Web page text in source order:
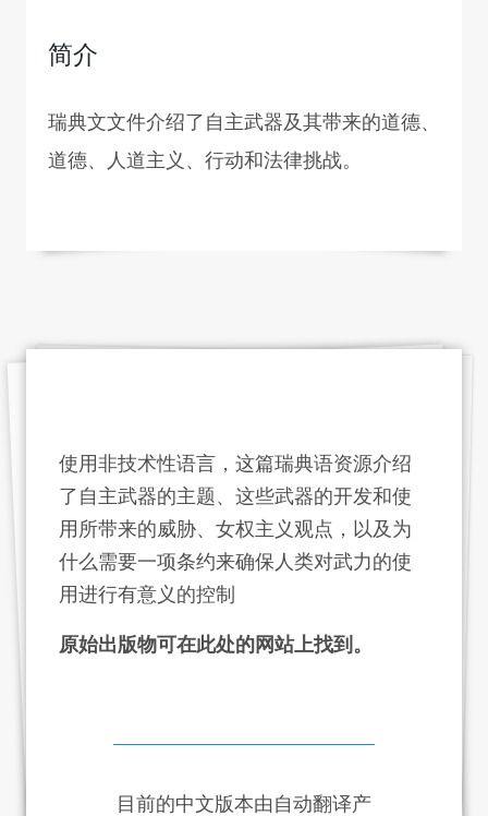
简介
瑞典文文件介绍了自主武器及其带来的道德、
道德、人道主义、行动和法律挑战。
使用非技术性语言，这篇瑞典语资源介绍
了自主武器的主题、这些武器的开发和使
用所带来的威胁、女权主义观点，以及为
什么需要一项条约来确保人类对武力的使
用进行有意义的控制
原始出版物可在此处的网站上找到。
目前的中文版本由自动翻译产